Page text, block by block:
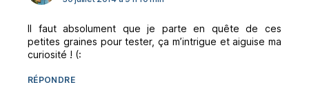
Il faut absolument que je parte en quête de ces
petites graines pour tester, ça m’intrigue et aiguise ma
curiosité ! (:
RÉPONDRE